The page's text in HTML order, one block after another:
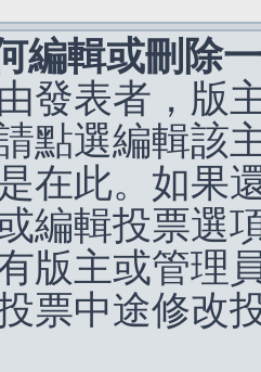
編輯或刪除
發表者，版
點選編輯該
在此。如果
編輯投票選
版主或管理
票中途修改